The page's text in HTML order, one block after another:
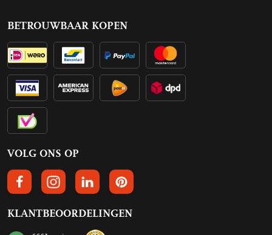
BETROUWBAAR KOPEN
VOLG ONS OP
VOLGS ONS OP FACEBOOK
VOLG ONS OP INSTAGRAM
VOLG ONS OP LINKEDIN
VOLG ONS OP PINTEREST
KLANTBEOORDELINGEN